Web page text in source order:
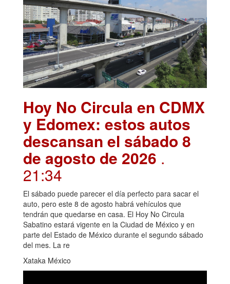
Hoy No Circula en CDMX
y Edomex: estos autos
descansan el sábado 8
de agosto de 2026 .
21:34
El sábado puede parecer el día perfecto para sacar el
auto, pero este 8 de agosto habrá vehículos que
tendrán que quedarse en casa. El Hoy No Circula
Sabatino estará vigente en la Ciudad de México y en
parte del Estado de México durante el segundo sábado
del mes. La re
Xataka México